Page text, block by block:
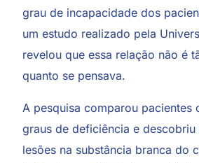
grau de incapacidade dos
um estudo realizado pela
revelou que essa relação não é
quanto se pensava.
A pesquisa comparou pacientes
graus de deficiência e
lesões na substância branca do